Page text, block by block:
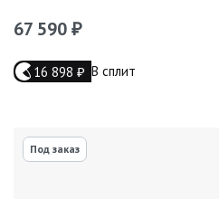
67 590 ₽
16 898 ₽ В сплит
Под заказ